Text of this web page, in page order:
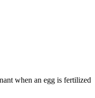
when an egg is fertilized